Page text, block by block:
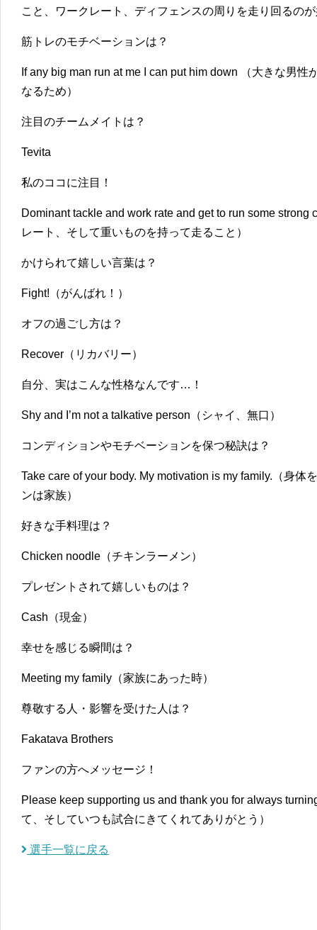
こと、ワークレート、ディフェンスの周りを走り回るの
筋トレのモチベーションは？
If any big man run at me I can put him down （大きな男
なるため）
注目のチームメイトは？
Tevita
私のココに注目！
Dominant tackle and work rate and get to run some strong
レート、そして重いものを持って走ること）
かけられて嬉しい言葉は？
Fight!（がんばれ！）
オフの過ごし方は？
Recover（リカバリー）
自分、実はこんな性格なんです…！
Shy and I’m not a talkative person（シャイ、無口）
コンディションやモチベーションを保つ秘訣は？
Take care of your body. My motivation is my family.（身体
ンは家族）
好きな手料理は？
Chicken noodle（チキンラーメン）
プレゼントされて嬉しいものは？
Cash（現金）
幸せを感じる瞬間は？
Meeting my family（家族にあった時）
尊敬する人・影響を受けた人は？
Fakatava Brothers
ファンの方へメッセージ！
Please keep supporting us and thank you for always
て、そしていつも試合にきてくれてありがとう）
選手一覧に戻る